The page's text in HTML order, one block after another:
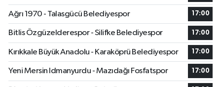
Ağrı 1970 - Talasgücü Belediyespor 17:00
Bitlis Özgüzelderespor - Silifke Belediyespor 17:00
Kırıkkale Büyük Anadolu - Karaköprü Belediyespor 17:00
Yeni Mersin Idmanyurdu - Mazıdağı Fosfatspor 17:00